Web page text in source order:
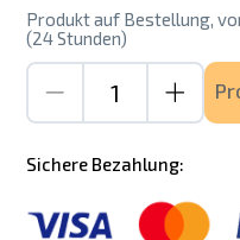
Produkt auf Bestellung,
(24 Stunden)
Sichere Bezahlung: